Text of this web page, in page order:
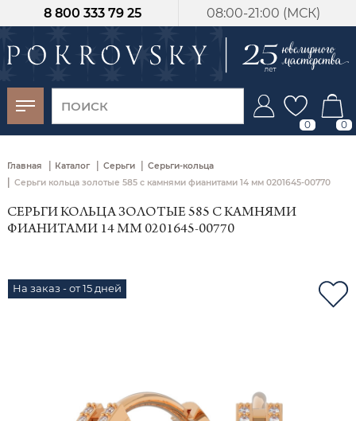
08:00-21:00 (МСК)
8 800 333 79 25
0 0
Главная | Каталог | Серьги | Серьги-кольца
| Серьги кольца золотые 585 с камнями фианитами 14 мм 0201645-00770
СЕРЬГИ КОЛЬЦА ЗОЛОТЫЕ 585 С КАМНЯМИ
ФИАНИТАМИ 14 ММ 0201645-00770
На заказ - от 15 дней
-30%
от 15 дней с
момента оплаты